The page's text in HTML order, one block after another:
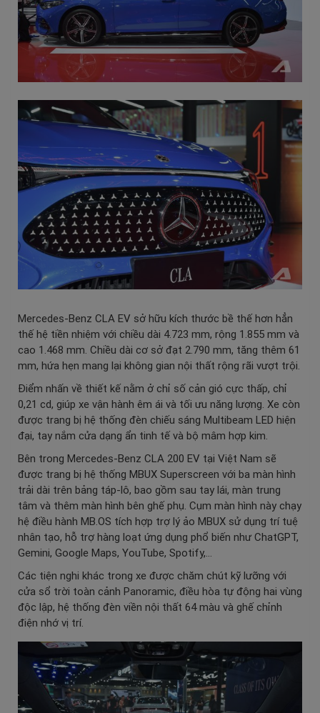
Mercedes-Benz CLA EV sở hữu kích thước bề thế hơn hẳn
thế hệ tiền nhiệm với chiều dài 4.723 mm, rộng 1.855 mm và
cao 1.468 mm. Chiều dài cơ sở đạt 2.790 mm, tăng thêm 61
mm, hứa hẹn mang lại không gian nội thất rộng rãi vượt trội.
Điểm nhấn về thiết kế nằm ở chỉ số cản gió cực thấp, chỉ
0,21 cd, giúp xe vận hành êm ái và tối ưu năng lượng. Xe còn
được trang bị hệ thống đèn chiếu sáng Multibeam LED hiện
đại, tay nắm cửa dạng ẩn tinh tế và bộ mâm hợp kim.
Bên trong Mercedes-Benz CLA 200 EV tại Việt Nam sẽ
được trang bị hệ thống MBUX Superscreen với ba màn hình
trải dài trên bảng táp-lô, bao gồm sau tay lái, màn trung
tâm và thêm màn hình bên ghế phụ. Cụm màn hình này chạy
hệ điều hành MB.OS tích hợp trợ lý ảo MBUX sử dụng trí tuệ
nhân tạo, hỗ trợ hàng loạt ứng dụng phổ biến như ChatGPT,
Gemini, Google Maps, YouTube, Spotify,…
Các tiện nghi khác trong xe được chăm chút kỹ lưỡng với
cửa sổ trời toàn cảnh Panoramic, điều hòa tự động hai vùng
độc lập, hệ thống đèn viền nội thất 64 màu và ghế chỉnh
điện nhớ vị trí.